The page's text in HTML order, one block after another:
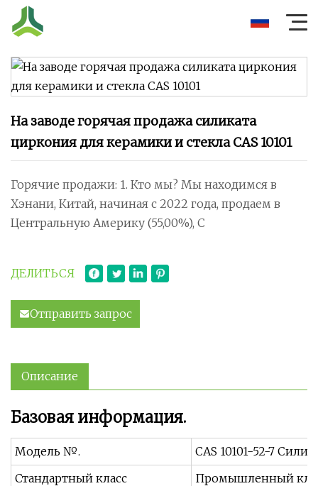
На заводе горячая продажа силиката
циркония для керамики и стекла CAS 10101
Горячие продажи: 1. Кто мы? Мы находимся в
Хэнани, Китай, начиная с 2022 года, продаем в
Центральную Америку (55,00%), С
ДЕЛИТЬСЯ
Отправить запрос
Описание
Базовая информация.
Модель №.
CAS 10101-52-7
Стандартный класс
Промышленный